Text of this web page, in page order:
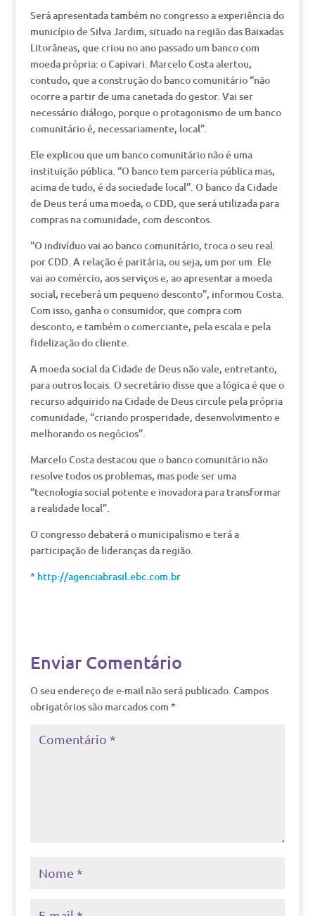
Será apresentada também no congresso a experiência do
município de Silva Jardim, situado na região das Baixadas
Litorâneas, que criou no ano passado um banco com
moeda própria: o Capivari. Marcelo Costa alertou,
contudo, que a construção do banco comunitário “não
ocorre a partir de uma canetada do gestor. Vai ser
necessário diálogo, porque o protagonismo de um banco
comunitário é, necessariamente, local”.
Ele explicou que um banco comunitário não é uma
instituição pública. “O banco tem parceria pública mas,
acima de tudo, é da sociedade local”. O banco da Cidade
de Deus terá uma moeda, o CDD, que será utilizada para
compras na comunidade, com descontos.
“O indivíduo vai ao banco comunitário, troca o seu real
por CDD. A relação é paritária, ou seja, um por um. Ele
vai ao comércio, aos serviços e, ao apresentar a moeda
social, receberá um pequeno desconto”, informou Costa.
Com isso, ganha o consumidor, que compra com
desconto, e também o comerciante, pela escala e pela
fidelização do cliente.
A moeda social da Cidade de Deus não vale, entretanto,
para outros locais. O secretário disse que a lógica é que o
recurso adquirido na Cidade de Deus circule pela própria
comunidade, “criando prosperidade, desenvolvimento e
melhorando os negócios”.
Marcelo Costa destacou que o banco comunitário não
resolve todos os problemas, mas pode ser uma
“tecnologia social potente e inovadora para transformar
a realidade local”.
O congresso debaterá o municipalismo e terá a
participação de lideranças da região.
* http://agenciabrasil.ebc.com.br
Enviar Comentário
O seu endereço de e-mail não será publicado. Campos
obrigatórios são marcados com *